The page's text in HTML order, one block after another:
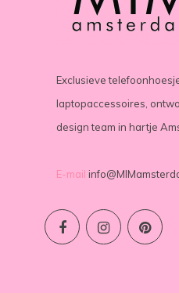
Exclusieve
laptopaccessoires,
design team in hartje
E-mail